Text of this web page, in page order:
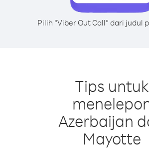
Pilih “Viber Out Call” dari judul
Tips untuk
Azerbaijan
Mayotte